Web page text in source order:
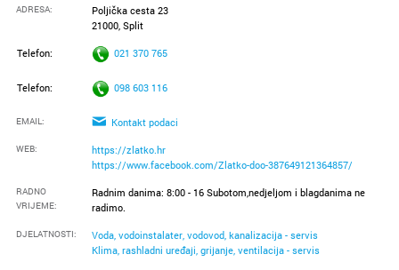
ADRESA:
Poljička cesta 23
21000, Split
Telefon: 021 370 765
Telefon: 098 603 116
EMAIL: Kontakt podaci
WEB:
https://zlatko.hr
https://www.facebook.com/Zlatko-doo-387649121364857/
RADNO
VRIJEME:
Radnim danima: 8:00 - 16 Subotom,nedjeljom i blagdanima ne
radimo.
DJELATNOSTI:
Voda, vodoinstalater, vodovod, kanalizacija - servis
Klima, rashladni uređaji, grijanje, ventilacija - servis